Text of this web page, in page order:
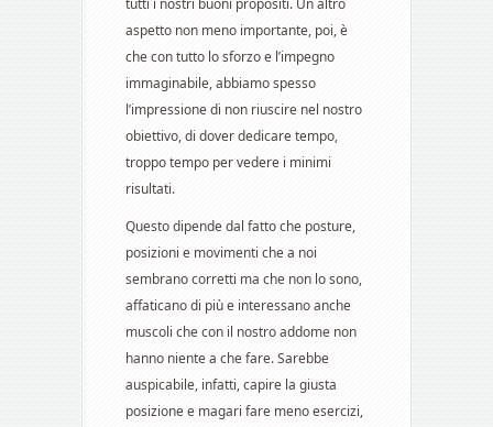
tutti i nostri buoni propositi. Un altro
aspetto non meno importante, poi, è
che con tutto lo sforzo e l’impegno
immaginabile, abbiamo spesso
l’impressione di non riuscire nel nostro
obiettivo, di dover dedicare tempo,
troppo tempo per vedere i minimi
risultati.
Questo dipende dal fatto che posture,
posizioni e movimenti che a noi
sembrano corretti ma che non lo sono,
affaticano di più e interessano anche
muscoli che con il nostro addome non
hanno niente a che fare. Sarebbe
auspicabile, infatti, capire la giusta
posizione e magari fare meno esercizi,